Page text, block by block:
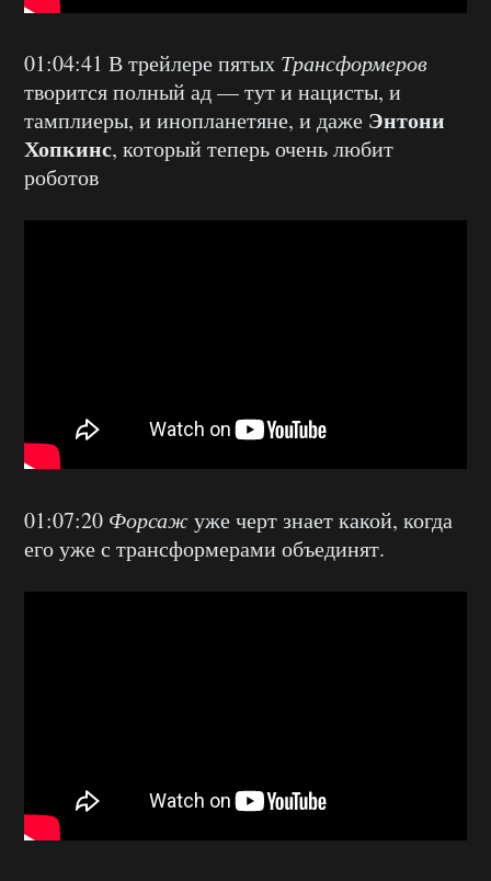
01:04:41 В трейлере пятых Трансформеров
творится полный ад — тут и нацисты, и
тамплиеры, и инопланетяне, и даже Энтони
Хопкинс, который теперь очень любит
роботов
01:07:20 Форсажуже черт знает какой, когда
его уже с трансформерами объединят.